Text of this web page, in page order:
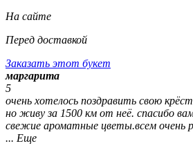
На сайте
Перед доставкой
Заказать этот букет
маргарита
5
очень хотелось поздравить свою
но живу за 1500 км от неё. спасибо
свежие ароматные цветы.всем очень
... Еще